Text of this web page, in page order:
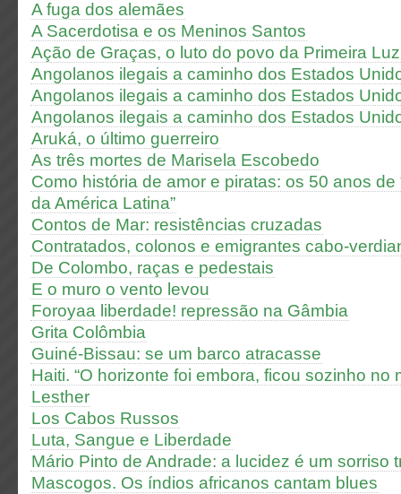
A fuga dos alemães
A Sacerdotisa e os Meninos Santos
Ação de Graças, o luto do povo da Primeira Luz
Angolanos ilegais a caminho dos Estados
Angolanos ilegais a caminho dos Estados
Angolanos ilegais a caminho dos Estados
Aruká, o último guerreiro
As três mortes de Marisela Escobedo
Como história de amor e piratas: os 50 anos de
da América Latina”
Contos de Mar: resistências cruzadas
Contratados, colonos e emigrantes cabo-
De Colombo, raças e pedestais
E o muro o vento levou
Foroyaa liberdade! repressão na Gâmbia
Grita Colômbia
Guiné-Bissau: se um barco atracasse
Haiti. “O horizonte foi embora, ficou sozinho no
Lesther
Los Cabos Russos
Luta, Sangue e Liberdade
Mário Pinto de Andrade: a lucidez é um sorriso
Mascogos. Os índios africanos cantam blues